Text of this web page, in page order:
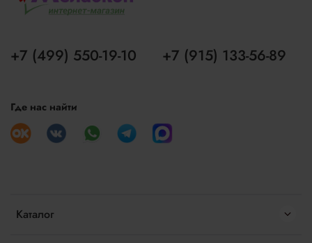
Каталог
+7 (499) 550-19-10 +7 (915) 133-56-89
Где нас найти